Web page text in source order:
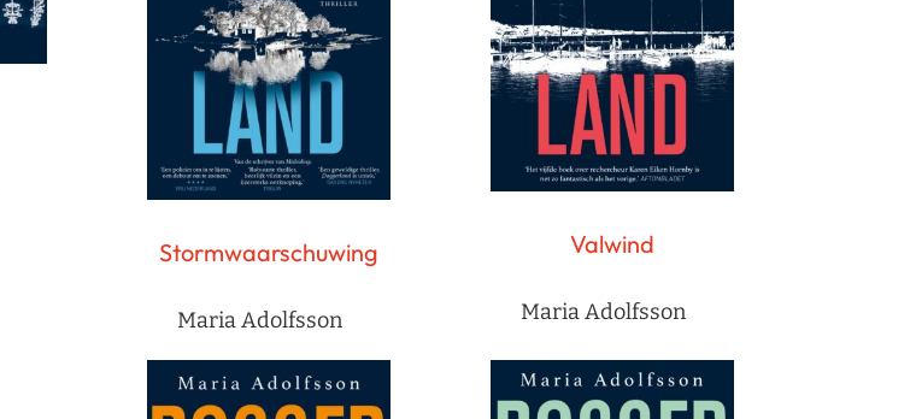
Stormwaarschuwing
Maria Adolfsson
Valwind
Maria Adolfsson